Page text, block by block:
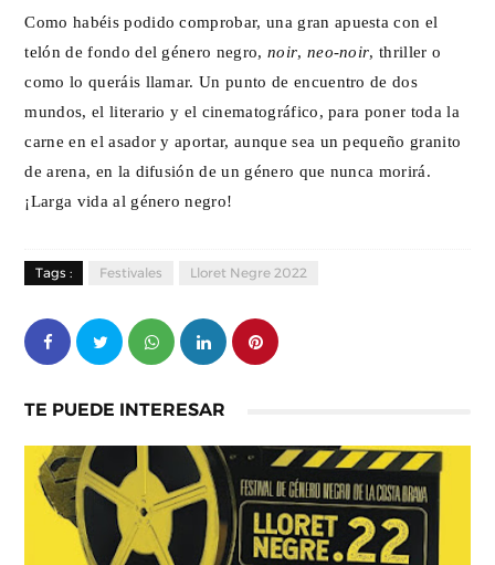
Como habéis podido comprobar, una gran apuesta con el
telón de fondo del género negro, noir, neo-noir, thriller o
como lo queráis llamar. Un punto de encuentro de dos
mundos, el literario y el cinematográfico, para poner toda la
carne en el asador y aportar, aunque sea un pequeño granito
de arena, en la difusión de un género que nunca morirá.
¡Larga vida al género negro!
Tags : Festivales Lloret Negre 2022
TE PUEDE INTERESAR